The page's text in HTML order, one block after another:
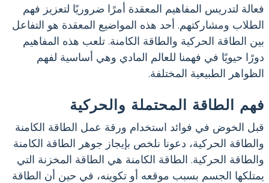
فعالة لتدريس المفاهيم المعقدة أمرًا ضروريًا لتعزيز فهم
الطلاب ومشاركتهم. أحد هذه المواضيع المعقدة هو التفاعل
بين الطاقة الحركية والطاقة الكامنة. تلعب هذه المفاهيم
دورًا حيويًا في فهمنا للعالم المادي وهي أساسية لفهم
الظواهر الطبيعية المختلفة.
فهم الطاقة المحتملة والحركية
قبل الخوض في فوائد استخدام ورقة عمل الطاقة الكامنة
والطاقة الحركية، دعونا نلخص بإيجاز جوهر الطاقة الكامنة
والطاقة الحركية. الطاقة الكامنة هي الطاقة المخزنة التي
يمتلكها الجسم بسبب موقعه أو تكوينه، في حين أن الطاقة